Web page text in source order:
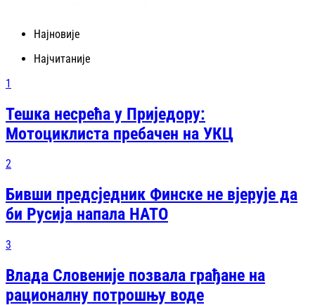
Најновије
Најчитаније
1
Тешка несрећа у Приједору:
Мотоциклиста пребачен на УКЦ
2
Бивши предсједник Финске не вјерује да
би Русија напала НАТО
3
Влада Словеније позвала грађане на
рационалну потрошњу воде